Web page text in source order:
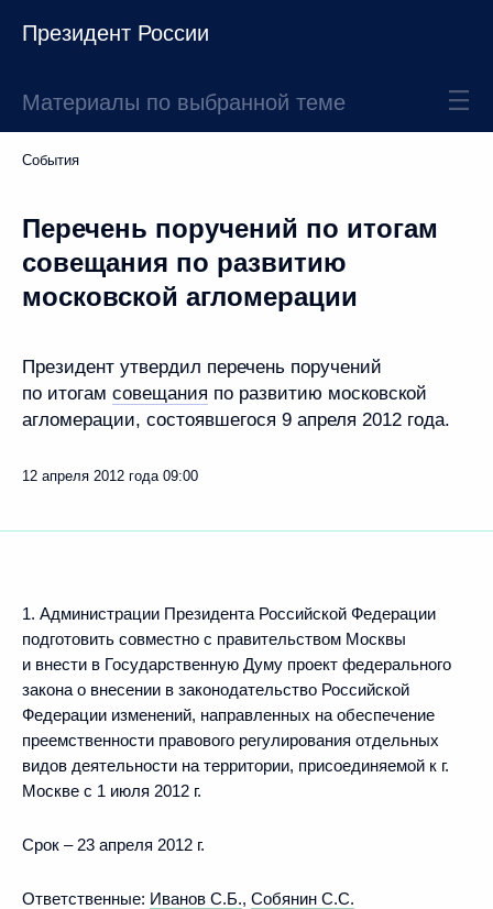
Президент России
Материалы по выбранной теме
События
Перечень поручений по итогам
совещания по развитию
московской агломерации
Президент утвердил перечень поручений
по итогам совещания по развитию московской
агломерации, состоявшегося 9 апреля 2012 года.
12 апреля 2012 года 09:00
1. Администрации Президента Российской Федерации
подготовить совместно с правительством Москвы
и внести в Государственную Думу проект федерального
закона о внесении в законодательство Российской
Федерации изменений, направленных на обеспечение
преемственности правового регулирования отдельных
видов деятельности на территории, присоединяемой к г.
Москве с 1 июля 2012 г.
Срок – 23 апреля 2012 г.
Ответственные: Иванов С.Б., Собянин С.С.